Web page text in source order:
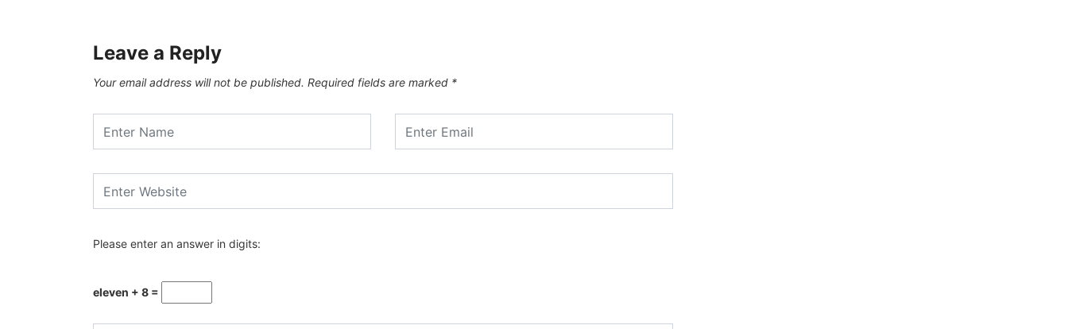
Leave a Reply
Your email address will not be published. Required fields are marked *
Please enter an answer in digits:
eleven + 8 =